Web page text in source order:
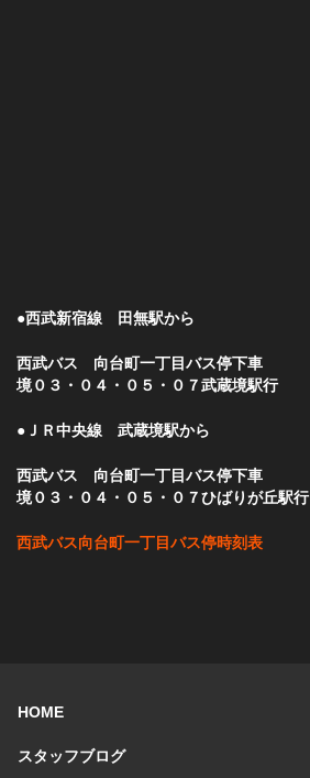
●西武新宿線 田無駅から
西武バス 向台町一丁目バス停下車
境０３・０４・０５・０７武蔵境駅行
●ＪＲ中央線 武蔵境駅から
西武バス 向台町一丁目バス停下車
境０３・０４・０５・０７ひばりが丘駅行
西武バス向台町一丁目バス停時刻表
HOME
スタッフブログ